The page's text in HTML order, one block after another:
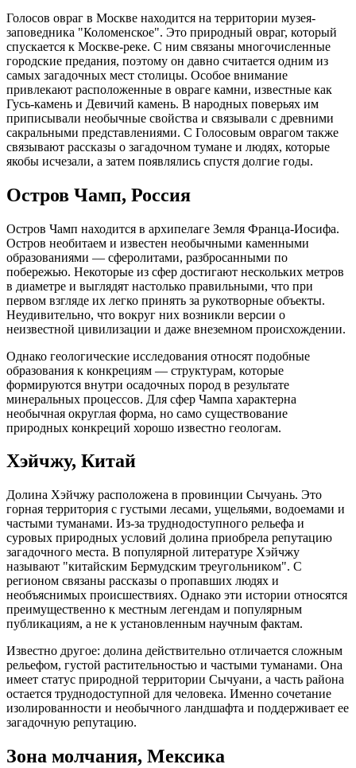
Голосов овраг в Москве находится на территории музея-
заповедника "Коломенское". Это природный овраг, который
спускается к Москве-реке. С ним связаны многочисленные
городские предания, поэтому он давно считается одним из
самых загадочных мест столицы. Особое внимание
привлекают расположенные в овраге камни, известные как
Гусь-камень и Девичий камень. В народных поверьях им
приписывали необычные свойства и связывали с древними
сакральными представлениями. С Голосовым оврагом также
связывают рассказы о загадочном тумане и людях, которые
якобы исчезали, а затем появлялись спустя долгие годы.
Остров Чамп, Россия
Остров Чамп находится в архипелаге Земля Франца-Иосифа.
Остров необитаем и известен необычными каменными
образованиями — сферолитами, разбросанными по
побережью. Некоторые из сфер достигают нескольких метров
в диаметре и выглядят настолько правильными, что при
первом взгляде их легко принять за рукотворные объекты.
Неудивительно, что вокруг них возникли версии о
неизвестной цивилизации и даже внеземном происхождении.
Однако геологические исследования относят подобные
образования к конкрециям — структурам, которые
формируются внутри осадочных пород в результате
минеральных процессов. Для сфер Чампа характерна
необычная округлая форма, но само существование
природных конкреций хорошо известно геологам.
Хэйчжу, Китай
Долина Хэйчжу расположена в провинции Сычуань. Это
горная территория с густыми лесами, ущельями, водоемами и
частыми туманами. Из-за труднодоступного рельефа и
суровых природных условий долина приобрела репутацию
загадочного места. В популярной литературе Хэйчжу
называют "китайским Бермудским треугольником". С
регионом связаны рассказы о пропавших людях и
необъяснимых происшествиях. Однако эти истории относятся
преимущественно к местным легендам и популярным
публикациям, а не к установленным научным фактам.
Известно другое: долина действительно отличается сложным
рельефом, густой растительностью и частыми туманами. Она
имеет статус природной территории Сычуани, а часть района
остается труднодоступной для человека. Именно сочетание
изолированности и необычного ландшафта и поддерживает ее
загадочную репутацию.
Зона молчания, Мексика